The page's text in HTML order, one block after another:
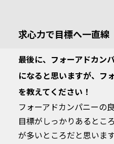
求心力で目標へ一直線
最後に、フォーアドカン
になると思いますが、フ
を教えてください！
フォーアドカンパニーの
目標がしっかりあるとこ
が多いところだと思いま